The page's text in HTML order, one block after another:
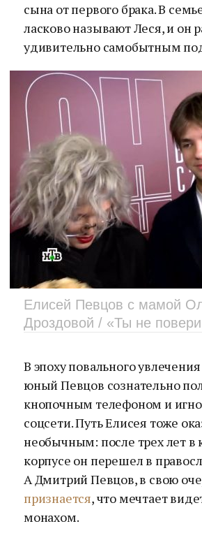
сына от первого брака. В
ласково называют Леся, и он
удивительно самобытным
Елисей Певцов с мамой
Дроздовой / «Ты не
В эпоху повального
юный Певцов сознательно
кнопочным телефоном и
соцсети. Путь Елисея тоже
необычным: после трех лет в
корпусе он перешел в
А Дмитрий Певцов, в свою
признается, что мечтает
монахом.